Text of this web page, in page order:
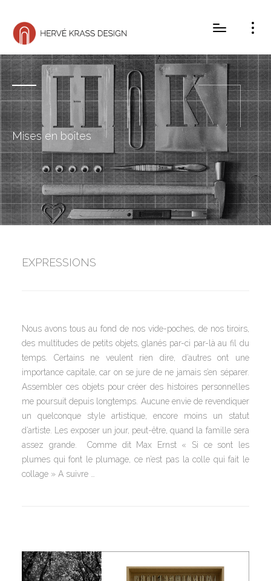
Mises en boîtes
EXPRESSIONS
Nous avons tous au fond de nos vide-poches, de nos tiroirs,
des multitudes de petits objets, glanés par-ci par-là au fil du
temps. Certains ne veulent rien dire, d’autres ont une
importance capitale, car on se jure de ne jamais s’en séparer.
Assembler ces objets pour créer des histoires personnelles
me poursuit depuis longtemps. Aucune envie de revendiquer
un quelconque style artistique, encore moins un statut
d’artiste. Les exposer un jour, peut-être, quand la famille sera
assez grande. Comme dit Max Ernst « Si ce sont les
plumes qui font le plumage, ce n’est pas la colle qui fait le
collage » A suivre …